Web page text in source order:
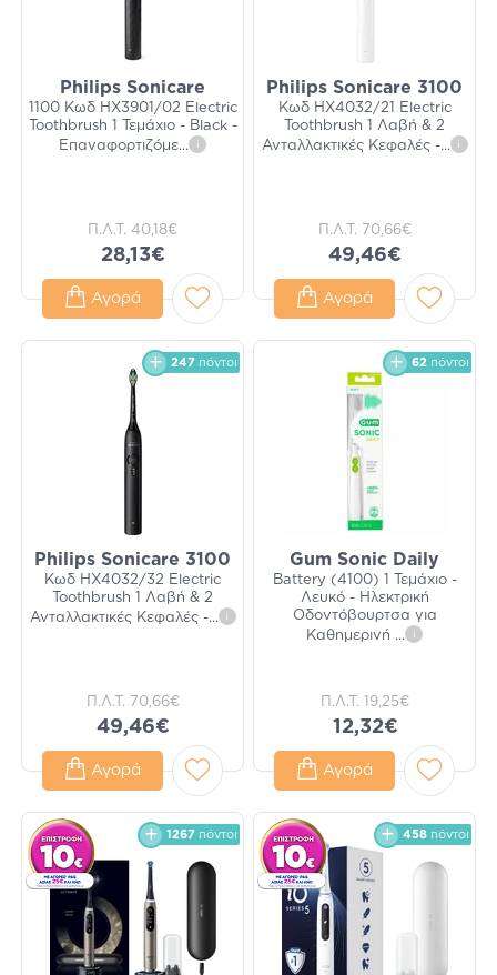
Philips Sonicare
1100 Κωδ HX3901/02 Electric
Toothbrush 1 Τεμάχιο - Black -
Επαναφορτιζόμε... i
Π.Λ.Τ. 40,18€
28,13€
Αγορά
Philips Sonicare 3100
Κωδ HX4032/21 Electric
Toothbrush 1 Λαβή & 2
Ανταλλακτικές Κεφαλές -... i
Π.Λ.Τ. 70,66€
49,46€
Αγορά
247 πόντοι
Philips Sonicare 3100
Κωδ HX4032/32 Electric
Toothbrush 1 Λαβή & 2
Ανταλλακτικές Κεφαλές -... i
Π.Λ.Τ. 70,66€
49,46€
Αγορά
62 πόντοι
Gum Sonic Daily
Battery (4100) 1 Τεμάχιο -
Λευκό - Ηλεκτρική
Οδοντόβουρτσα για
Καθημερινή ... i
Π.Λ.Τ. 19,25€
12,32€
Αγορά
1267 πόντοι 458 πόντοι